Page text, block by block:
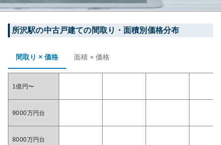
所沢駅の中古戸建ての間取り・面積別価格分布
間取り × 価格 面積 × 価格
1億円〜
9000万円台
8000万円台